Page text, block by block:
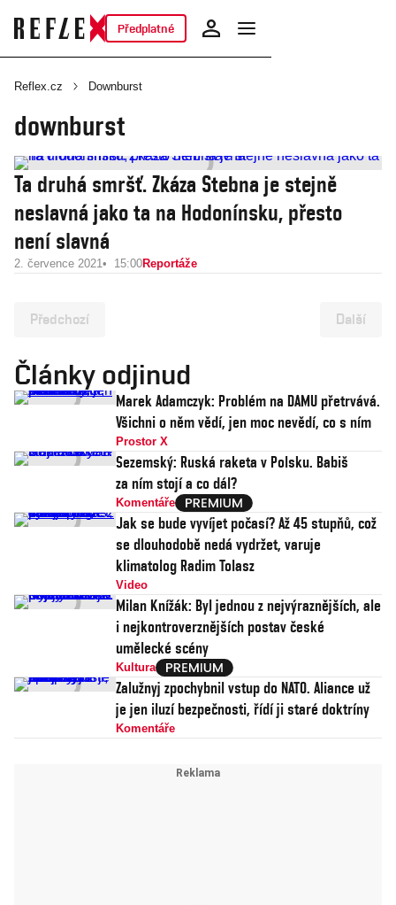
Předplatné
Reflex.cz Downburst
downburst
Ta druhá smršť. Zkáza Stebna je stejně
neslavná jako ta na Hodonínsku, přesto
není slavná
2. července 2021 15:00Reportáže
Předchozí Další
Články odjinud
Marek Adamczyk: Problém na DAMU přetrvává.
Všichni o něm vědí, jen moc nevědí, co s ním
Prostor X
Sezemský: Ruská raketa v Polsku. Babiš
za ním stojí a co dál?
Komentáře
Jak se bude vyvíjet počasí? Až 45 stupňů, což
se dlouhodobě nedá vydržet, varuje
klimatolog Radim Tolasz
Video
Milan Knížák: Byl jednou z nejvýraznějších, ale
i nejkontroverznějších postav české
umělecké scény
Kultura
Zalužnyj zpochybnil vstup do NATO. Aliance už
je jen iluzí bezpečnosti, řídí ji staré doktríny
Komentáře